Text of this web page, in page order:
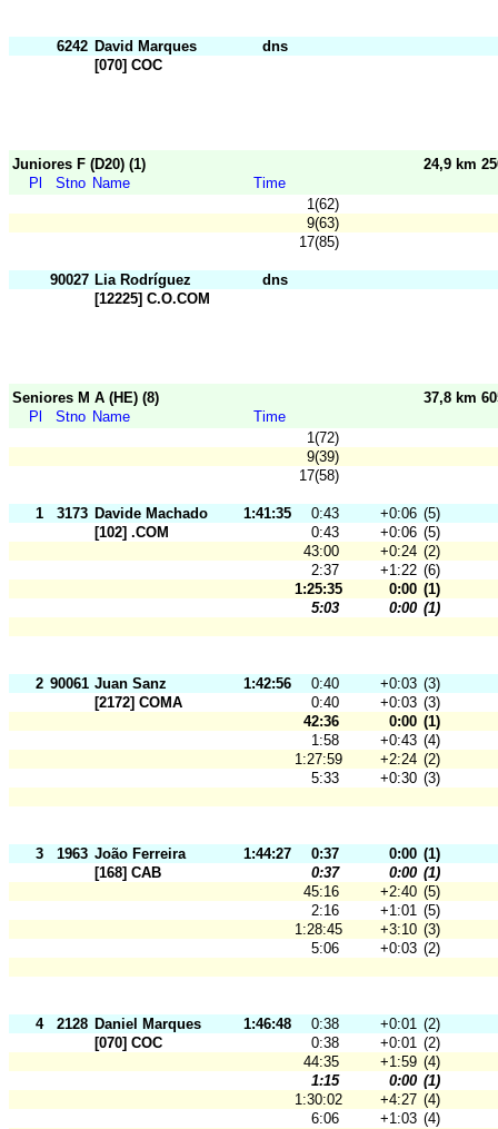
6242 David Marques
dns
[070] COC
Juniores F (D20) (1)
24,9 km
Pl
Stno Name
Time
1(62)
9(63)
17(85)
90027 Lia Rodríguez
dns
[12225] C.O.COM
Seniores M A (HE) (8)
37,8 km
Pl
Stno Name
Time
1(72)
9(39)
17(58)
1 3173 Davide Machado 1:41:35 0:43 +0:06 (5)
[102] .COM
0:43 +0:06 (5)
43:00
+0:24 (2)
2:37
+1:22 (6)
1:25:35
0:00 (1)
5:03
0:00 (1)
2 90061 Juan Sanz 1:42:56 0:40 +0:03 (3)
[2172] COMA
0:40 +0:03 (3)
42:36
0:00 (1)
1:58
+0:43 (4)
1:27:59
+2:24 (2)
5:33
+0:30 (3)
3 1963 João Ferreira 1:44:27 0:37 0:00 (1)
[168] CAB
0:37 0:00 (1)
45:16
+2:40 (5)
2:16
+1:01 (5)
1:28:45
+3:10 (3)
5:06
+0:03 (2)
4 2128 Daniel Marques 1:46:48 0:38 +0:01 (2)
[070] COC
0:38 +0:01 (2)
44:35
+1:59 (4)
1:15
0:00 (1)
1:30:02
+4:27 (4)
6:06
+1:03 (4)